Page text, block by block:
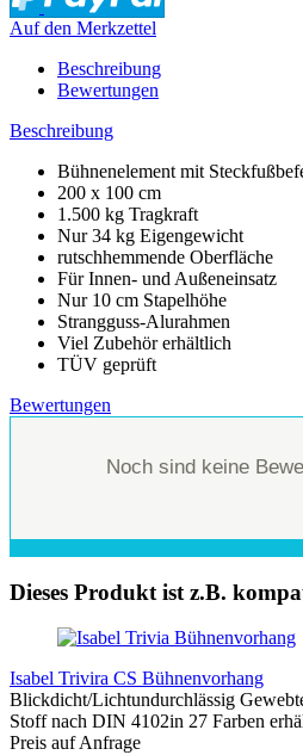
Auf den Merkzettel
Beschreibung
Bewertungen
Beschreibung
Bühnenelement mit
200 x 100 cm
1.500 kg Tragkraft
Nur 34 kg Eigengewicht
rutschhemmende Oberfläche
Für Innen- und Außeneinsatz
Nur 10 cm Stapelhöhe
Strangguss-Alurahmen
Viel Zubehör erhältlich
TÜV geprüft
Bewertungen
Noch sind keine
Dieses Produkt ist z.B.
Isabel Trivira CS Bühnenvorhang
Blickdicht/Lichtundurchlässig
Stoff nach DIN 4102in 27 Farben
Preis auf Anfrage